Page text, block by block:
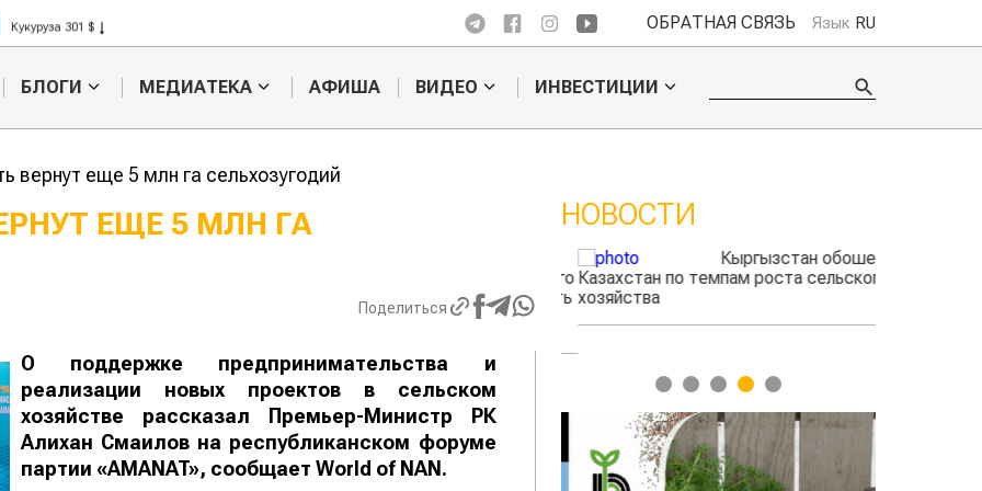
Кукуруза 301 $
Рис 408 $
ОБРАТНАЯ СВЯЗЬ Язык RU
БЛОГИ МЕДИАТЕКА АФИША ВИДЕО ИНВЕСТИЦИИ
вернут еще 5 млн га сельхозугодий
ЕЩЕ 5 МЛН ГА
Поделиться
О поддержке предпринимательства и
реализации новых проектов в сельском
хозяйстве рассказал Премьер-Министр РК
Алихан Смаилов на республиканском форуме
партии «AMANAT», сообщает World of NAN.
НОВОСТИ
жука будут выжигать
лазером
Кыргызстан обошел
Казахстан по темпам роста сельского
хозяйства
1 2 3 4 5